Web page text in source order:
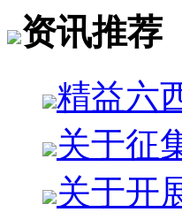
资讯推荐
精益六
关于征
关于开